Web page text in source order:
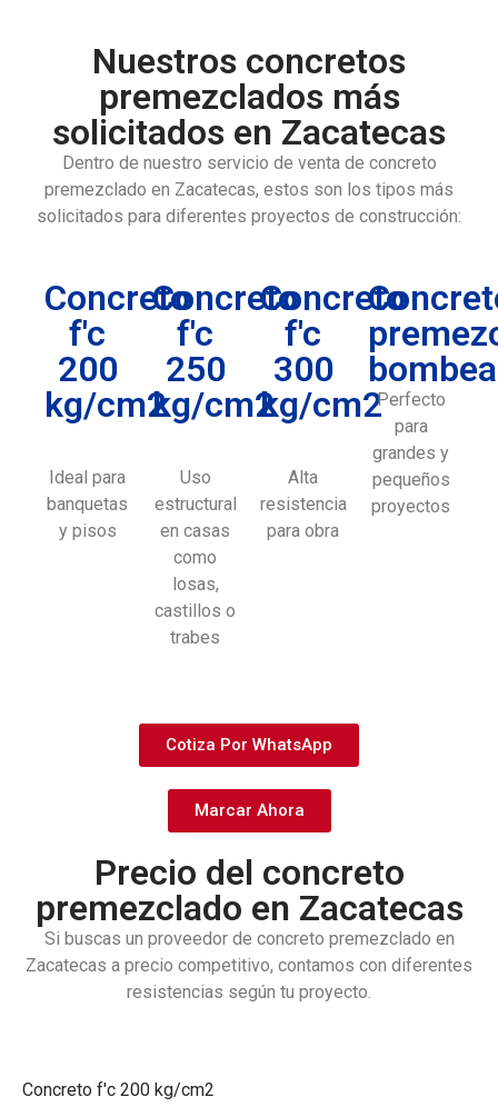
Nuestros concretos
premezclados más
solicitados en Zacatecas
Dentro de nuestro servicio de venta de concreto
premezclado en Zacatecas, estos son los tipos más
solicitados para diferentes proyectos de construcción:
Concreto
f'c
200
kg/cm2
Ideal para
banquetas
y pisos
Concreto
f'c
250
kg/cm2
Uso
estructural
en casas
como
losas,
castillos o
trabes
Concreto
f'c
300
kg/cm2
Alta
resistencia
para obra
Perfecto
para
grandes y
pequeños
proyectos
Cotiza Por WhatsApp
Marcar Ahora
Precio del concreto
premezclado en Zacatecas
Si buscas un proveedor de concreto premezclado en
Zacatecas a precio competitivo, contamos con diferentes
resistencias según tu proyecto.
Concreto f'c 200 kg/cm2